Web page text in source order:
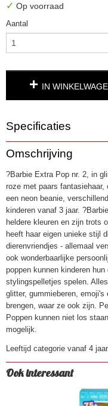
✓ Op voorraad
Aantal
IN
Specificaties
Productcode
3725
EAN code
0887961931891
Omschrijving
?Barbie Extra Pop nr. 2, in
roze met paars
een neon beanie,
kinderen vanaf 3 jaar.
heldere kleuren en zijn trots
heeft haar eigen unieke stijl
dierenvriendjes - allemaal
ook wonderbaarlijke
poppen kunnen kinderen
stylingspelletjes spelen.
glitter, gummieberen,
brengen, waar ze ook zijn.
Poppen kunnen niet los
mogelijk.
Leeftijd categorie vanaf 4
Ook interessant